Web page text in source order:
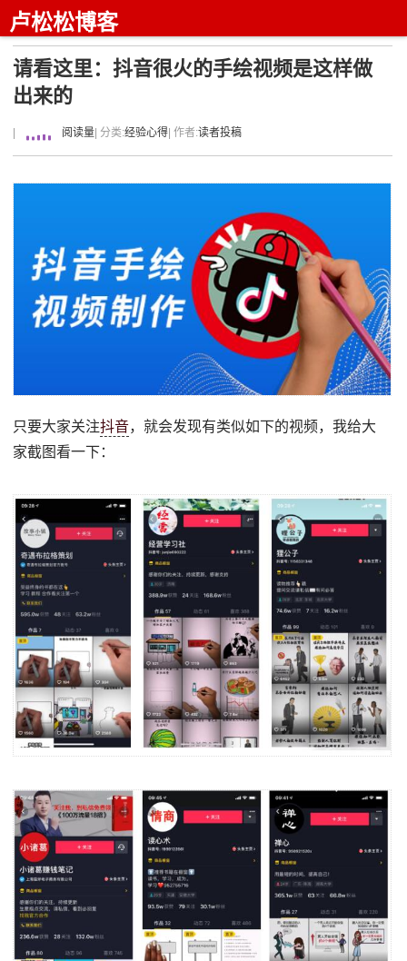
卢松松博客
请看这里：抖音很火的手绘视频是这样做
出来的
阅读量 | 分类:经验心得 | 作者:读者投稿
只要大家关注抖音，就会发现有类似如下的视频，我给大
家截图看一下：